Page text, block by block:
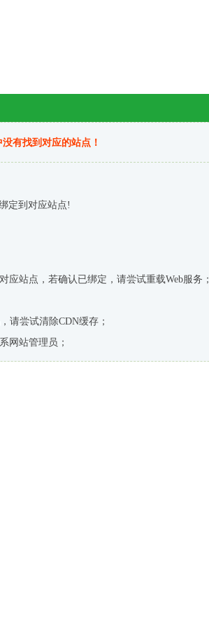
有找到对应的站点！
定到对应站点!
应站点，若确认已绑定，请尝试重载Web服务；
请尝试清除CDN缓存；
网站管理员；